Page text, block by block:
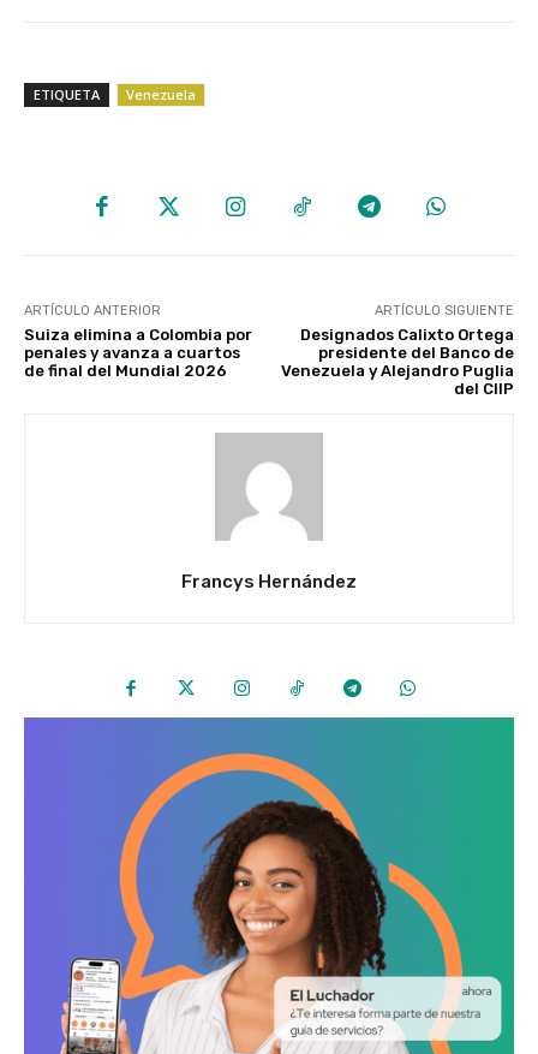
ETIQUETA Venezuela
ARTÍCULO ANTERIOR
Suiza elimina a Colombia por
penales y avanza a cuartos
de final del Mundial 2026
ARTÍCULO SIGUIENTE
Designados Calixto Ortega
presidente del Banco de
Venezuela y Alejandro Puglia
del CIIP
Francys Hernández